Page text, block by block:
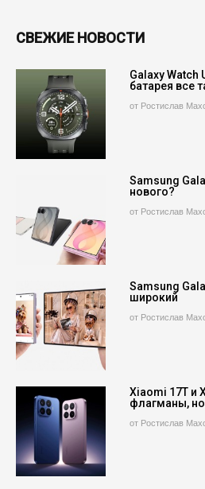
СВЕЖИЕ НОВОСТИ
Galaxy Watch
батарея все
от Ростислав
Samsung
нового?
от Ростислав
Samsung
широкий
от Ростислав
Xiaomi 17T и
флагманы,
от Ростислав